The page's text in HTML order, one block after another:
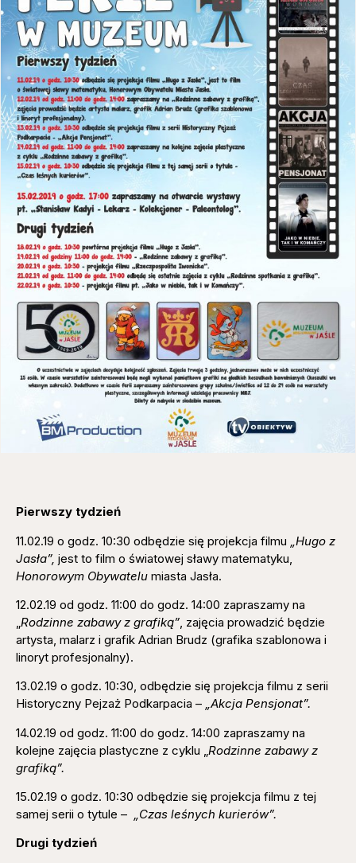
Pierwszy tydzień
11.02.19 o godz. 10:30 odbędzie się projekcja filmu
„Hugo z
Jasła”, jest to film o światowej sławy matematyku,
Honorowym Obywatelu miasta Jasła.
12.02.19 od godz. 11:00 do godz. 14:00 zapraszamy na
„Rodzinne zabawy z grafiką”, zajęcia prowadzić będzie
artysta, malarz i grafik Adrian Brudz (grafika szablonowa i
linoryt profesjonalny).
13.02.19 o godz. 10:30, odbędzie się projekcja filmu z serii
Historyczny Pejzaż Podkarpacia – „Akcja Pensjonat”.
14.02.19 od godz. 11:00 do godz. 14:00 zapraszamy na
kolejne zajęcia plastyczne z cyklu „ Rodzinne zabawy z
grafiką”.
15.02.19 o godz. 10:30 odbędzie się projekcja filmu z tej
samej serii o tytule – „Czas leśnych kurierów”.
Drugi tydzień